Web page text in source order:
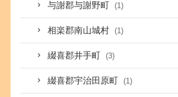
与謝郡与謝野町 (1)
相楽郡南山城村 (1)
綴喜郡井手町 (3)
綴喜郡宇治田原町 (1)